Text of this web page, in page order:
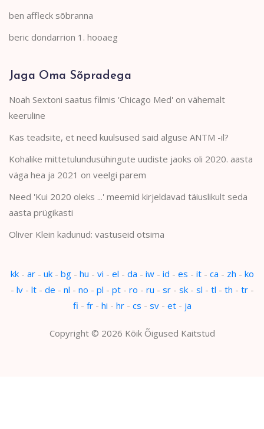
ben affleck sõbranna
beric dondarrion 1. hooaeg
Jaga Oma Sõpradega
Noah Sextoni saatus filmis 'Chicago Med' on vähemalt
keeruline
Kas teadsite, et need kuulsused said alguse ANTM -il?
Kohalike mittetulundusühingute uudiste jaoks oli 2020. aasta
väga hea ja 2021 on veelgi parem
Need 'Kui 2020 oleks ...' meemid kirjeldavad täiuslikult seda
aasta prügikasti
Oliver Klein kadunud: vastuseid otsima
kk- ar- uk- bg- hu - vi - el - da - iw- id - es - it- ca - zh - ko
- lv- lt- de - nl - no - pl - pt- ro - ru - sr- sk- sl - tl - th - tr-
fi - fr- hi - hr- cs - sv- et- ja
Copyright © 2026 Kõik Õigused Kaitstud